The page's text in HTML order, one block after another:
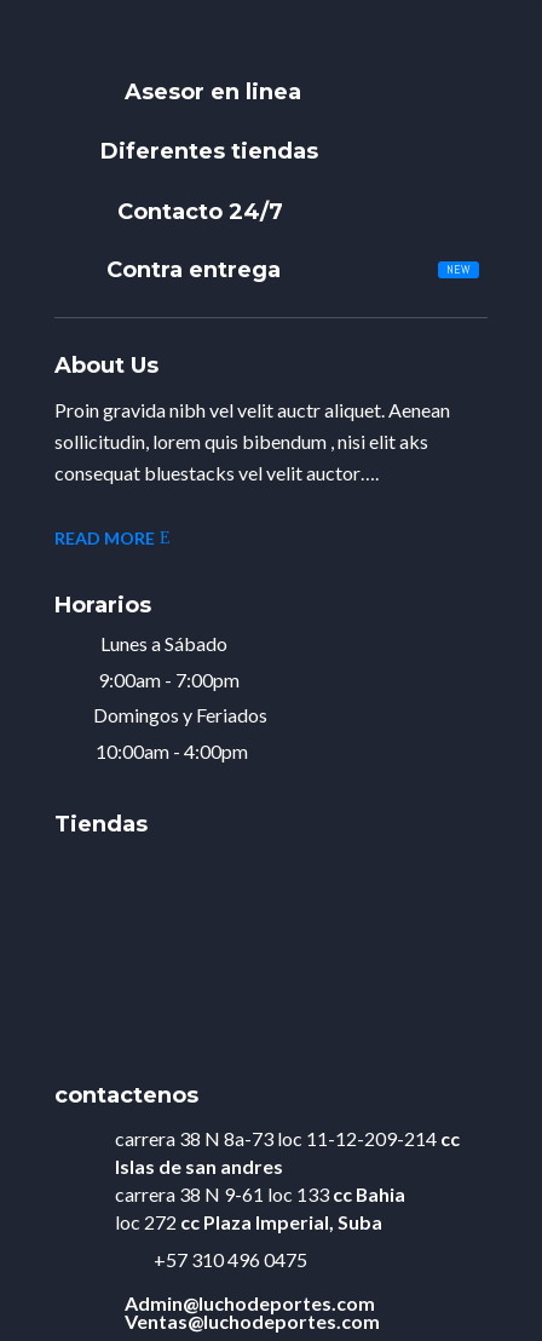
Asesor en linea
Diferentes tiendas
Contacto 24/7
Contra entrega
About Us
Proin gravida nibh vel velit auctr aliquet. Aenean
sollicitudin, lorem quis bibendum , nisi elit aks
consequat bluestacks vel velit auctor….
READ MORE
Horarios
Lunes a Sábado
9:00am - 7:00pm
Domingos y Feriados
10:00am - 4:00pm
Tiendas
contactenos
carrera 38 N 8a-73 loc 11-12-209-214 cc
Islas de san andres
carrera 38 N 9-61 loc 133 cc Bahia
loc 272 cc Plaza Imperial, Suba
+57 310 496 0475
Admin@luchodeportes.com
Ventas@luchodeportes.com